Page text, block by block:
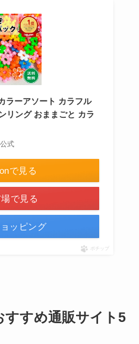
ラーアソート カラフル
リング おままごと カラ
式
で見る
で見る
ッピング
ポチップ
すめ通販サイト5